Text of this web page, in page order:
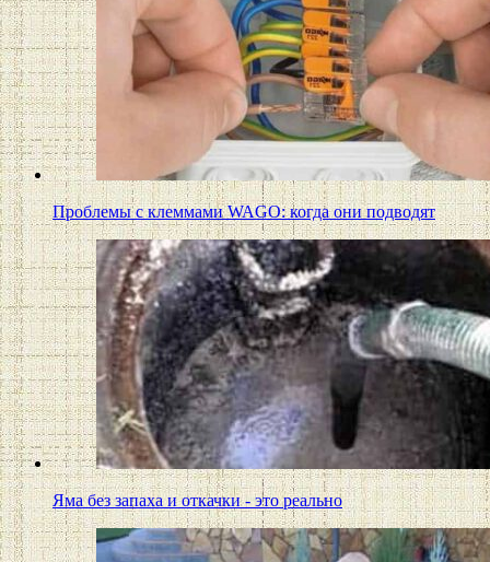
Проблемы с клеммами WAGO: когда они подводят
Яма без запаха и откачки - это реально